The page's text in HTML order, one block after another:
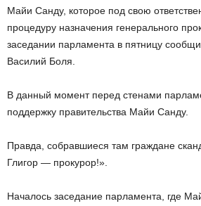
Майи Санду, которое под свою
процедуру назначения генерального
заседании парламента в пятницу
Василий Боля.
В данный момент перед стенами
поддержку правительства Майи Санду.
Правда, собравшиеся там граждане
Глигор — прокурор!».
Началось заседание парламента, где